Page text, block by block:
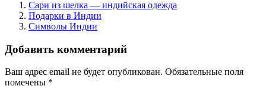
Сари из шелка — индийская одежда
Подарки в Индии
Символы Индии
Добавить комментарий
Ваш адрес email не будет опубликован. Обязательные поля
помечены *